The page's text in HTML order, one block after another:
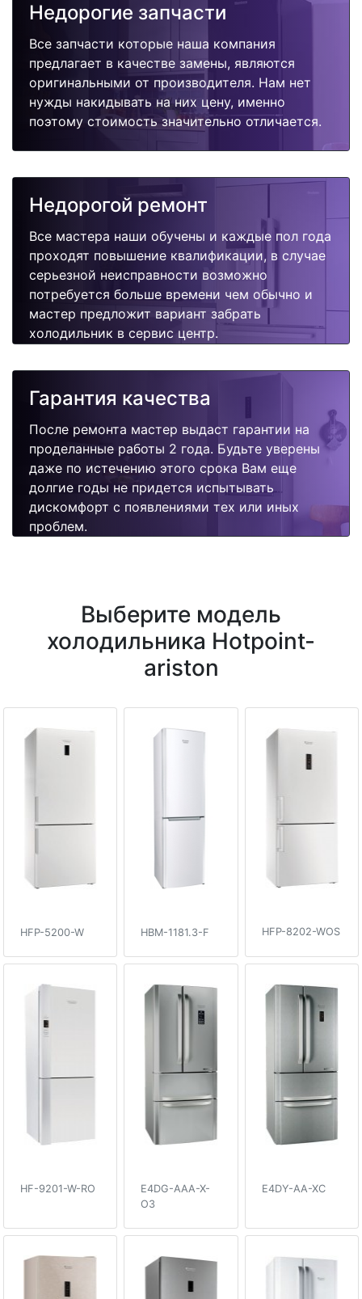
Недорогие запчасти
Все запчасти которые наша компания
предлагает в качестве замены, являются
оригинальными от производителя. Нам нет
нужды накидывать на них цену, именно
поэтому стоимость значительно отличается.
Недорогой ремонт
Все мастера наши обучены и каждые пол года
проходят повышение квалификации, в случае
серьезной неисправности возможно
потребуется больше времени чем обычно и
мастер предложит вариант забрать
холодильник в сервис центр.
Гарантия качества
После ремонта мастер выдаст гарантии на
проделанные работы 2 года. Будьте уверены
даже по истечению этого срока Вам еще
долгие годы не придется испытывать
дискомфорт с появлениями тех или иных
проблем.
Выберите модель
холодильника Hotpoint-
ariston
HFP-5200-W HBM-1181.3-F HFP-8202-WOS
HF-9201-W-RO
E4DG-AAA-X-
O3
E4DY-AA-XC